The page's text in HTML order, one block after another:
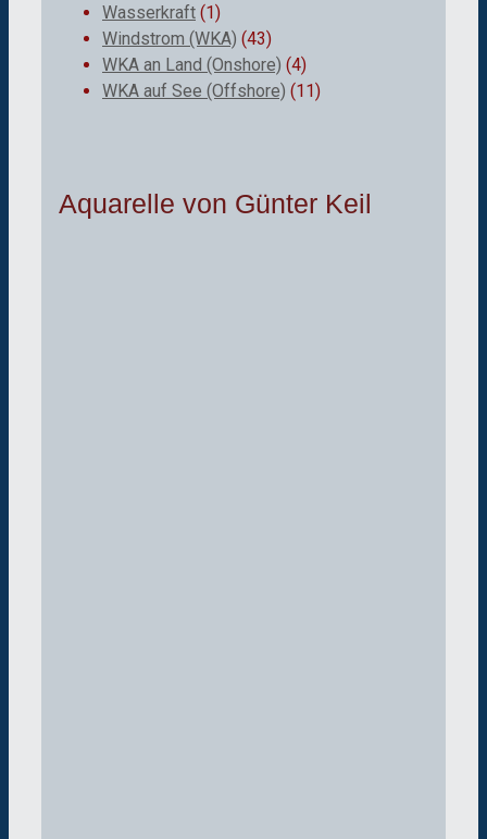
Wasserkraft (1)
Windstrom (WKA) (43)
WKA an Land (Onshore) (4)
WKA auf See (Offshore) (11)
Aquarelle von Günter Keil